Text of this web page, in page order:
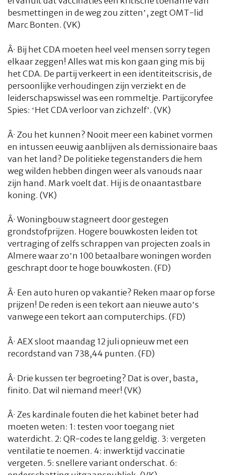
besmettingen in de weg zou zitten’, zegt OMT-lid
Marc Bonten. (VK)
Â· Bij het CDA moeten heel veel mensen sorry tegen
elkaar zeggen! Alles wat mis kon gaan ging mis bij
het CDA. De partij verkeert in een identiteitscrisis, de
persoonlijke verhoudingen zijn verziekt en de
leiderschapswissel was een rommeltje. Partijcoryfee
Spies: ‘Het CDA verloor van zichzelf’. (VK)
Â· Zou het kunnen? Nooit meer een kabinet vormen
en intussen eeuwig aanblijven als demissionaire baas
van het land? De politieke tegenstanders die hem
weg wilden hebben dingen weer als vanouds naar
zijn hand. Mark voelt dat. Hij is de onaantastbare
koning. (VK)
Â· Woningbouw stagneert door gestegen
grondstofprijzen. Hogere bouwkosten leiden tot
vertraging of zelfs schrappen van projecten zoals in
Almere waar zo’n 100 betaalbare woningen worden
geschrapt door te hoge bouwkosten. (FD)
Â· Een auto huren op vakantie? Reken maar op forse
prijzen! De reden is een tekort aan nieuwe auto’s
vanwege een tekort aan computerchips. (FD)
Â· AEX sloot maandag 12 juli opnieuw met een
recordstand van 738,44 punten. (FD)
Â· Drie kussen ter begroeting? Dat is over, basta,
finito. Dat wil niemand meer! (VK)
Â· Zes kardinale fouten die het kabinet beter had
moeten weten: 1: testen voor toegang niet
waterdicht. 2: QR-codes te lang geldig. 3: vergeten
ventilatie te noemen. 4: inwerktijd vaccinatie
vergeten. 5: snellere variant onderschat. 6: